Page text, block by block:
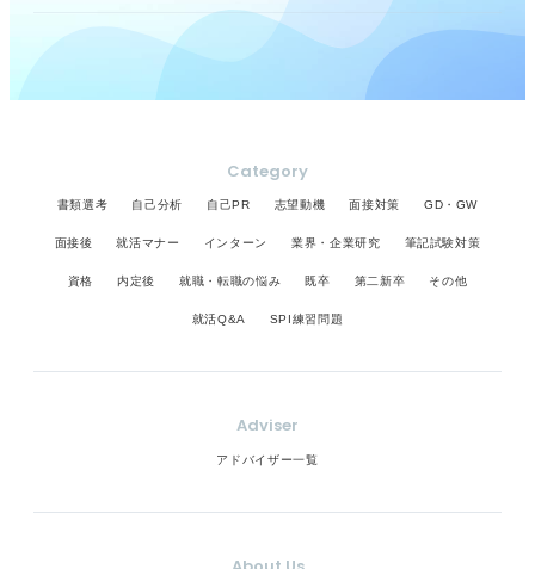
Category
書類選考 自己分析 自己PR 志望動機 面接対策 GD・GW
面接後 就活マナー インターン 業界・企業研究 筆記試験対策
資格 内定後 就職・転職の悩み 既卒 第二新卒 その他
就活Q&A SPI練習問題
Adviser
アドバイザー一覧